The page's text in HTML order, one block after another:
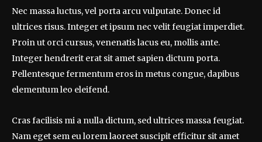
Nec massa luctus, vel porta arcu vulputate. Donec id
ultrices risus. Integer et ipsum nec velit feugiat imperdiet.
Proin ut orci cursus, venenatis lacus eu, mollis ante.
Integer hendrerit erat sit amet sapien dictum porta.
Pellentesque fermentum eros in metus congue, dapibus
elementum leo eleifend.
Cras facilisis mi a nulla dictum, sed ultrices massa feugiat.
Nam eget sem eu lorem laoreet suscipit efficitur sit amet